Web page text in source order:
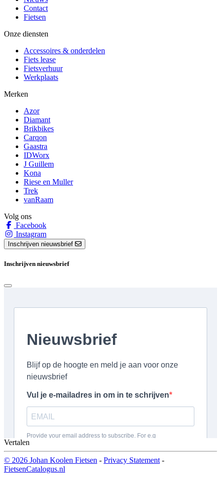
Contact
Fietsen
Onze diensten
Accessoires & onderdelen
Fiets lease
Fietsverhuur
Werkplaats
Merken
Azor
Diamant
Brikbikes
Carqon
Gaastra
IDWorx
J Guillem
Kona
Riese en Muller
Trek
vanRaam
Volg ons
Facebook
Instagram
Inschrijven nieuwsbrief
Inschrijven nieuwsbrief
Vertalen
© 2026 Johan Koolen Fietsen - Privacy Statement -
FietsenCatalogus.nl